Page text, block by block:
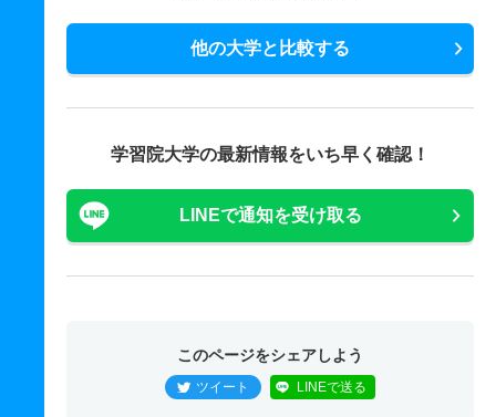
他の大学と比較する
学習院大学の最新情報をいち早く確認！
LINEで通知を受け取る
このページをシェアしよう
ツイート LINEで送る